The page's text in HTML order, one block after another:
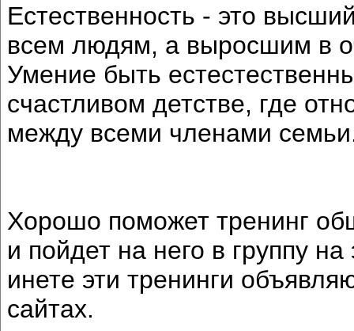
Естественность - это
всем людям, а выросшим в
Умение быть
счастливом детстве, где
между всеми членами
Хорошо поможет тренинг
и пойдет на него в группу
инете эти тренинги
сайтах.